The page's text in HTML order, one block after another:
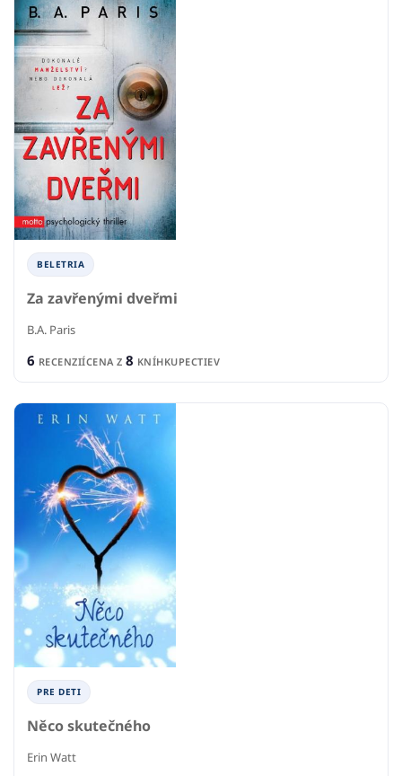
BELETRIA
Za zavřenými dveřmi
B.A. Paris
6 RECENZIÍCENA Z 8 KNÍHKUPECTIEV
PRE DETI
Něco skutečného
Erin Watt